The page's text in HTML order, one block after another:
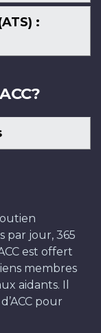
:
par jour, 365
est offert
membres
aidants. Il
pour